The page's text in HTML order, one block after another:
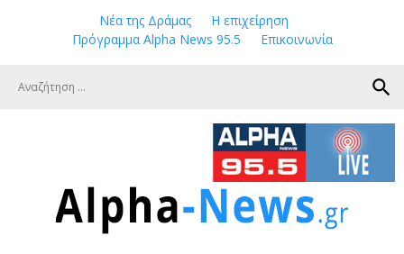
Νέα της Δράμας
Η επιχείρηση
Πρόγραμμα Alpha News 95.5
Επικοινωνία
search